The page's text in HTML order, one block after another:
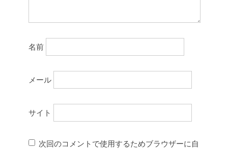
名前
メール
サイト
次回のコメントで使用するためブラウザーに自